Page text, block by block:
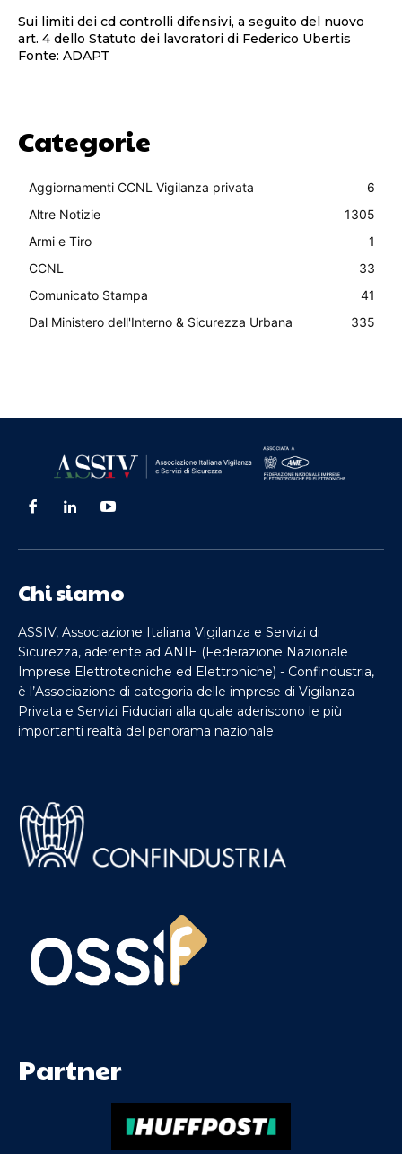
Sui limiti dei cd controlli difensivi, a seguito del nuovo
art. 4 dello Statuto dei lavoratori di Federico Ubertis
Fonte: ADAPT
Categorie
Aggiornamenti CCNL Vigilanza privata
6
Altre Notizie
1305
Armi e Tiro
1
CCNL
33
Comunicato Stampa
41
Dal Ministero dell'Interno & Sicurezza Urbana
335
Chi siamo
ASSIV, Associazione Italiana Vigilanza e Servizi di
Sicurezza, aderente ad ANIE (Federazione Nazionale
Imprese Elettrotecniche ed Elettroniche) - Confindustria,
è l’Associazione di categoria delle imprese di Vigilanza
Privata e Servizi Fiduciari alla quale aderiscono le più
importanti realtà del panorama nazionale.
Partner